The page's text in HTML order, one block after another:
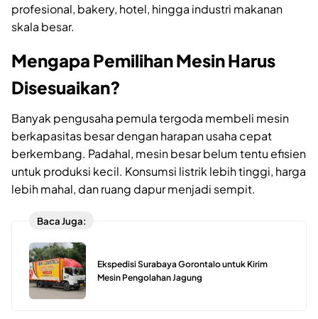
profesional, bakery, hotel, hingga industri makanan
skala besar.
Mengapa Pemilihan Mesin Harus
Disesuaikan?
Banyak pengusaha pemula tergoda membeli mesin
berkapasitas besar dengan harapan usaha cepat
berkembang. Padahal, mesin besar belum tentu efisien
untuk produksi kecil. Konsumsi listrik lebih tinggi, harga
lebih mahal, dan ruang dapur menjadi sempit.
Baca Juga:
Ekspedisi Surabaya Gorontalo untuk Kirim
Mesin Pengolahan Jagung